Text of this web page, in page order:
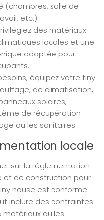
(chambres, salle de
etc.).
des matériaux
locales et une
adaptée pour
équipez votre tiny
de climatisation,
solaires,
de récupération
ou les sanitaires.
locale
sur la réglementation
et de construction pour
house est conforme
inclure des contraintes
matériaux ou les